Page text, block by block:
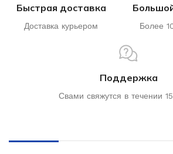
Быстрая доставка
Доставка курьером Более
Поддержка
Свами свяжутся в течении